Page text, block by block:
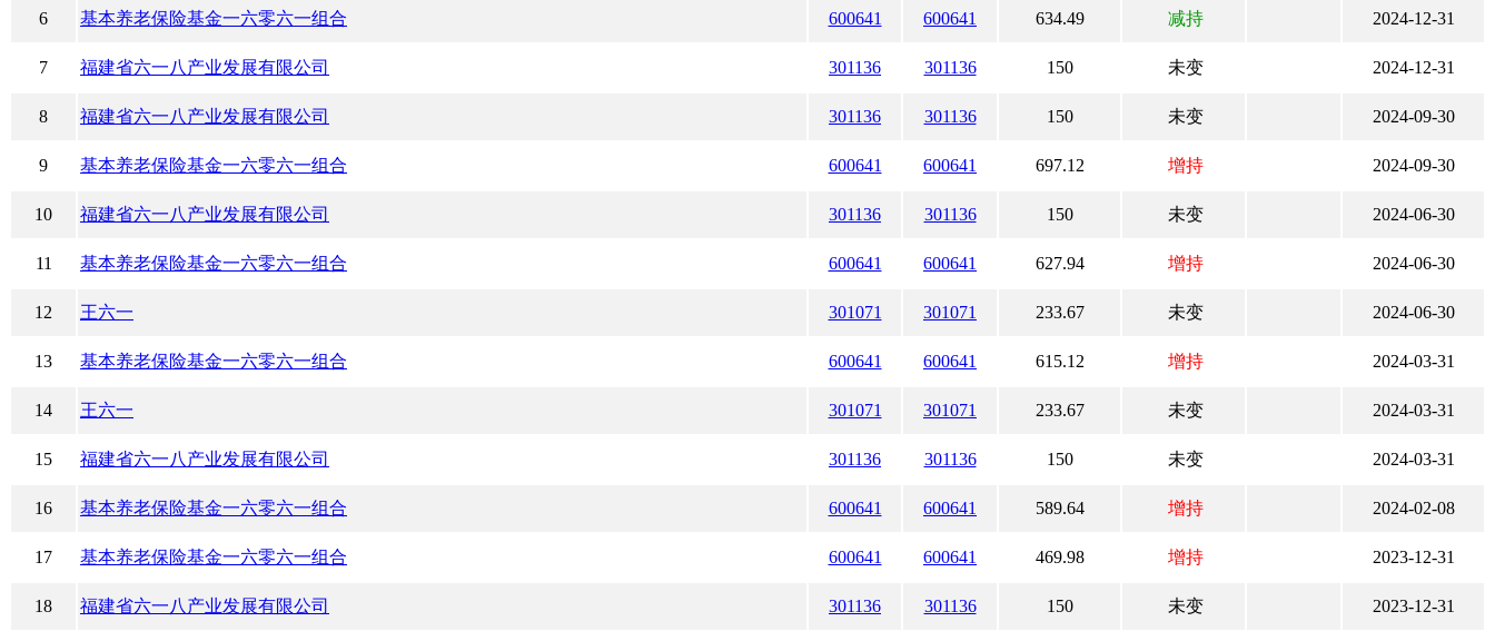
6 基本养老保险基金一六零六一组合 600641 600641 634.49 减持 2024-12-31
7 福建省六一八产业发展有限公司 301136 301136 150 未变 2024-12-31
8 福建省六一八产业发展有限公司 301136 301136 150 未变 2024-09-30
9 基本养老保险基金一六零六一组合 600641 600641 697.12 增持 2024-09-30
10 福建省六一八产业发展有限公司 301136 301136 150 未变 2024-06-30
11 基本养老保险基金一六零六一组合 600641 600641 627.94 增持 2024-06-30
12 王六一 301071 301071 233.67 未变 2024-06-30
13 基本养老保险基金一六零六一组合 600641 600641 615.12 增持 2024-03-31
14 王六一 301071 301071 233.67 未变 2024-03-31
15 福建省六一八产业发展有限公司 301136 301136 150 未变 2024-03-31
16 基本养老保险基金一六零六一组合 600641 600641 589.64 增持 2024-02-08
17 基本养老保险基金一六零六一组合 600641 600641 469.98 增持 2023-12-31
18 福建省六一八产业发展有限公司 301136 301136 150 未变 2023-12-31